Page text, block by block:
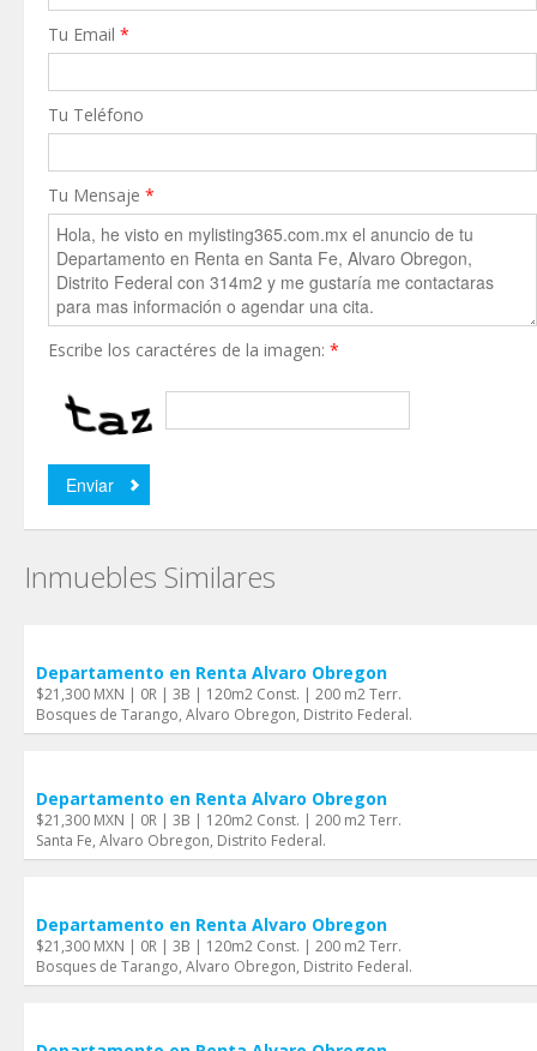
Tu Email *
Tu Teléfono
Tu Mensaje *
Escribe los caractéres de la imagen: *
Inmuebles Similares
Departamento en Renta Alvaro Obregon
$21,300 MXN | 0R | 3B | 120m2 Const. | 200 m2 Terr.
Bosques de Tarango, Alvaro Obregon, Distrito Federal.
Departamento en Renta Alvaro Obregon
$21,300 MXN | 0R | 3B | 120m2 Const. | 200 m2 Terr.
Santa Fe, Alvaro Obregon, Distrito Federal.
Departamento en Renta Alvaro Obregon
$21,300 MXN | 0R | 3B | 120m2 Const. | 200 m2 Terr.
Bosques de Tarango, Alvaro Obregon, Distrito Federal.